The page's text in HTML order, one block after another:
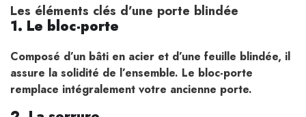
Les éléments clés d’une porte blindée
1. Le bloc-porte
Composé d’un bâti en acier et d’une feuille blindée, il
assure la solidité de l’ensemble. Le bloc-porte
remplace intégralement votre ancienne porte.